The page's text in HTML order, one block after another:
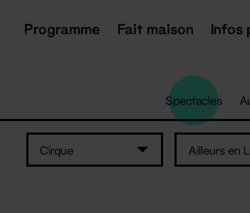
Programme Fait maison Infos
Spectacles
Cirque